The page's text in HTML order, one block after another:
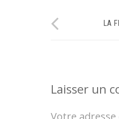
LA
Laisser un
Votre